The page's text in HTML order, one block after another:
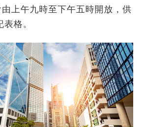
上午九時至下午五時開放，供
格。